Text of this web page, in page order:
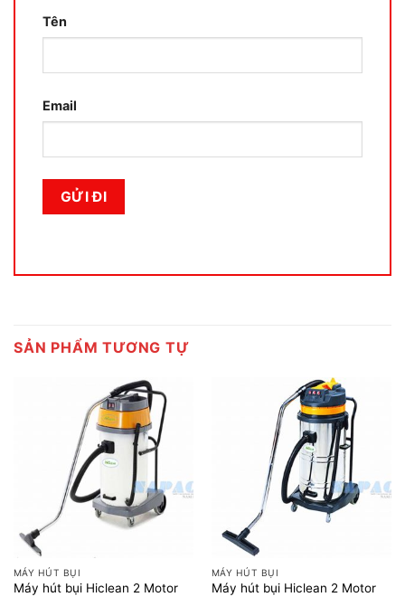
Tên
Email
SẢN PHẨM TƯƠNG TỰ
MÁY HÚT BỤI
Máy hút bụi Hiclean 2 Motor
MÁY HÚT BỤI
Máy hút bụi Hiclean 2 Motor